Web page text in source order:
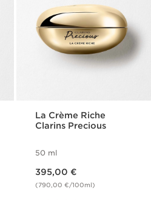
La Crème Riche
Clarins Precious
50 ml
395,00 €
(790,00 €/100ml)